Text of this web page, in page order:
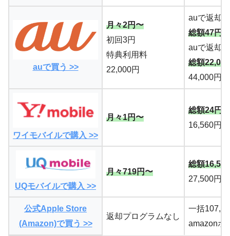
auで買う >>
月々2円〜
初回3円
特典利用料
22,000円
auで返却&
総額47円〜
auで返却
総額
44,000円
ワイモバイルで購入 >>
月々1円〜
総額24円〜
16,560円
UQモバイルで購入 >>
月々719円〜
総額
27,500円
公式Apple Store
(Amazon)で買う >>
返却プログラムなし
一括
amazonポ